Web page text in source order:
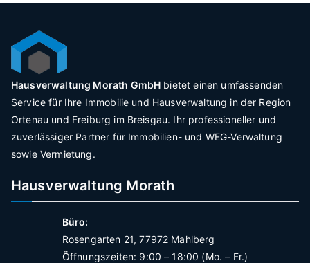
Hausverwaltung Morath GmbH bietet einen umfassenden
Service für Ihre Immobilie und Hausverwaltung in der Region
Ortenau und Freiburg im Breisgau. Ihr professioneller und
zuverlässiger Partner für Immobilien- und WEG-Verwaltung
sowie Vermietung.
Hausverwaltung Morath
Büro:
Rosengarten 21, 77972 Mahlberg
Öffnungszeiten: 9:00 – 18:00 (Mo. – Fr.)